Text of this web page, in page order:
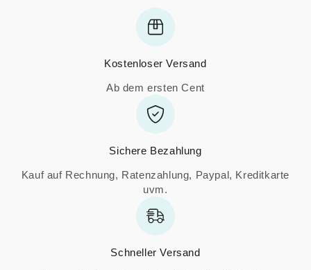
Kostenloser Versand
Ab dem ersten Cent
Sichere Bezahlung
Kauf auf Rechnung, Ratenzahlung, Paypal, Kreditkarte
uvm.
Schneller Versand